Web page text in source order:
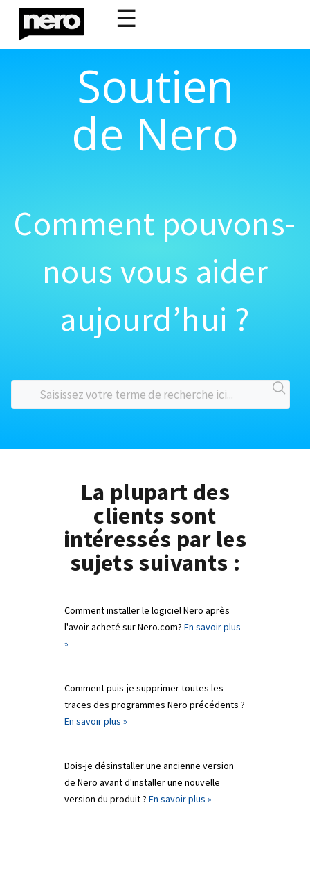
☰
Soutien
de Nero
Comment pouvons-
nous vous aider
aujourd’hui ?
La plupart des
clients sont
intéressés par les
sujets suivants :
Comment installer le logiciel Nero après
l'avoir acheté sur Nero.com? En savoir plus
»
Comment puis-je supprimer toutes les
traces des programmes Nero précédents ?
En savoir plus »
Dois-je désinstaller une ancienne version
de Nero avant d'installer une nouvelle
version du produit ? En savoir plus »